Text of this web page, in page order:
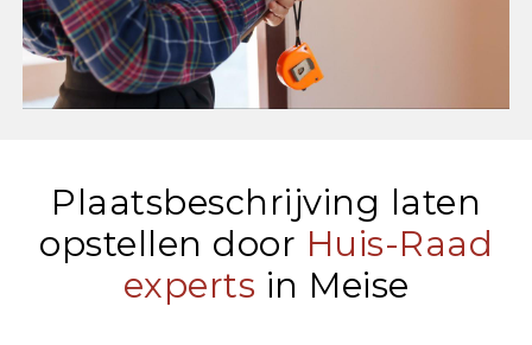
Plaatsbeschrijving laten
opstellen door Huis-Raad
experts in Meise